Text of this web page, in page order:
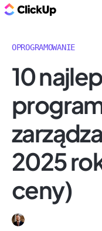
OPROGRAMOWANIE
10
2025
ceny)